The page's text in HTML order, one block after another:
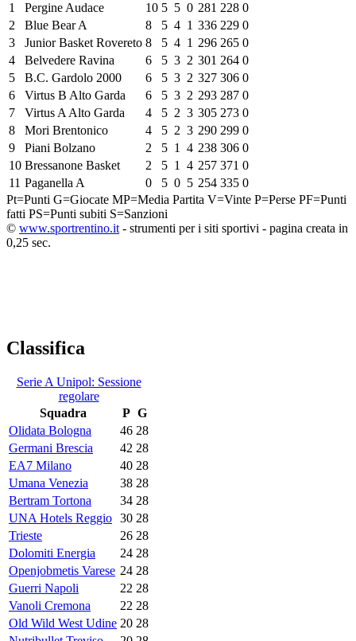
1
Pergine Audace 10 5 5 0 281 228 0
2
Blue Bear A 8 5 4 1 336 229 0
3
Junior Basket Rovereto 8 5 4 1 296 265 0
4
Belvedere Ravina 6 5 3 2 301 264 0
5
B.C. Gardolo 2000 6 5 3 2 327 306 0
6
Virtus B Alto Garda 6 5 3 2 293 287 0
7
Virtus A Alto Garda 4 5 2 3 305 273 0
8
Mori Brentonico 4 5 2 3 290 299 0
9
Piani Bolzano 2 5 1 4 238 306 0
10 Bressanone Basket 2 5 1 4 257 371 0
11 Paganella A 0 5 0 5 254 335 0
Pt=Punti G=Giocate MP=Media Partita V=Vinte P=Perse PF=Punti
fatti PS=Punti subiti S=Sanzioni
© www.sportrentino.it - strumenti per i siti sportivi - pagina creata in
0,25 sec.
Classifica
Serie A Unipol: Sessione
regolare
Squadra
P G
Olidata Bologna
46 28
Germani Brescia
42 28
EA7 Milano
40 28
Umana Venezia
38 28
Bertram Tortona
34 28
UNA Hotels Reggio 30 28
Trieste
26 28
Dolomiti Energia
24 28
Openjobmetis Varese 24 28
Guerri Napoli
22 28
Vanoli Cremona
22 28
Old Wild West Udine 20 28